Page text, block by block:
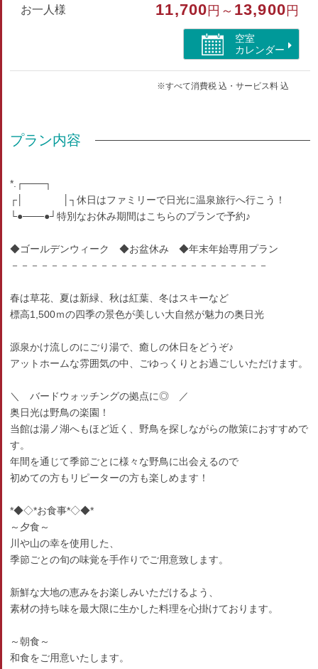
お一人様 11,700 円～ 13,900 円
空室
カレンダー
※すべて消費税 込・サービス料 込
プラン内容
*.┌───┐
┌│ │┐休日はファミリーで日光に温泉旅行へ行こう！
└●───●┘特別なお休み期間はこちらのプランで予約♪
◆ゴールデンウィーク ◆お盆休み ◆年末年始専用プラン
－－－－－－－－－－－－－－－－－－－－－－－－－－
春は草花、夏は新緑、秋は紅葉、冬はスキーなど
標高1,500ｍの四季の景色が美しい大自然が魅力の奥日光
源泉かけ流しのにごり湯で、癒しの休日をどうぞ♪
アットホームな雰囲気の中、ごゆっくりとお過ごしいただけます。
＼ バードウォッチングの拠点に◎ ／
奥日光は野鳥の楽園！
当館は湯ノ湖へもほど近く、野鳥を探しながらの散策におすすめで
す。
年間を通じて季節ごとに様々な野鳥に出会えるので
初めての方もリピーターの方も楽しめます！
*◆◇*お食事*◇◆*
～夕食～
川や山の幸を使用した、
季節ごとの旬の味覚を手作りでご用意致します。
新鮮な大地の恵みをお楽しみいただけるよう、
素材の持ち味を最大限に生かした料理を心掛けております。
～朝食～
和食をご用意いたします。